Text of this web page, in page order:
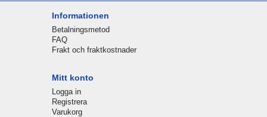
Informationen
Betalningsmetod
FAQ
Frakt och fraktkostnader
Mitt konto
Logga in
Registrera
Varukorg